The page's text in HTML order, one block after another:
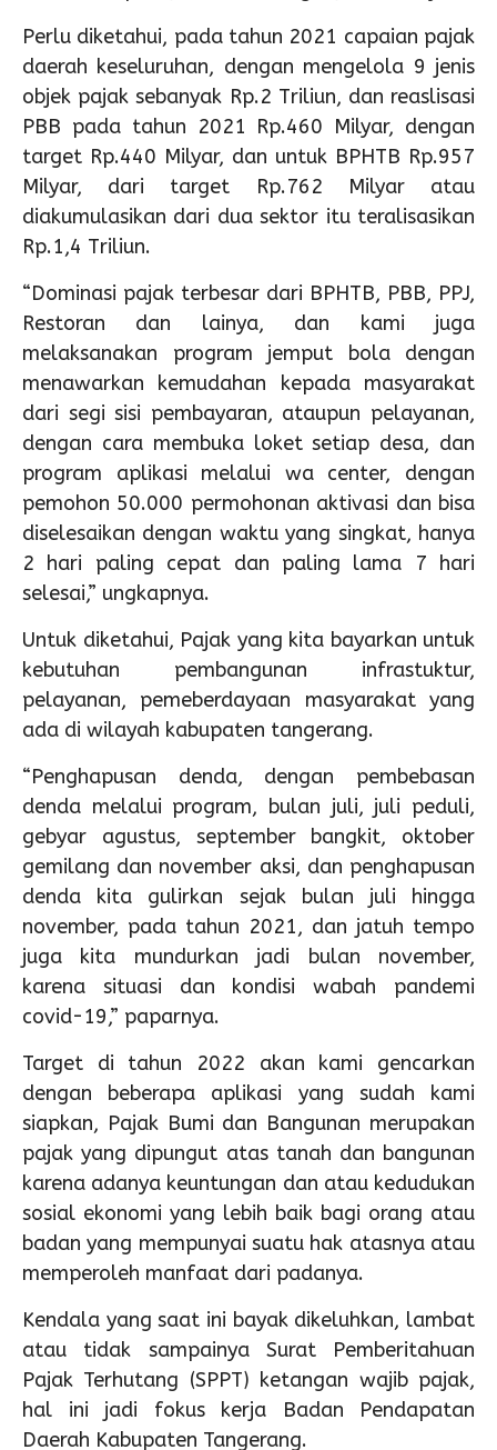
Perlu diketahui, pada tahun 2021 capaian pajak
daerah keseluruhan, dengan mengelola 9 jenis
objek pajak sebanyak Rp.2 Triliun, dan reaslisasi
PBB pada tahun 2021 Rp.460 Milyar, dengan
target Rp.440 Milyar, dan untuk BPHTB Rp.957
Milyar, dari target Rp.762 Milyar atau
diakumulasikan dari dua sektor itu teralisasikan
Rp.1,4 Triliun.
“Dominasi pajak terbesar dari BPHTB, PBB, PPJ,
Restoran dan lainya, dan kami juga
melaksanakan program jemput bola dengan
menawarkan kemudahan kepada masyarakat
dari segi sisi pembayaran, ataupun pelayanan,
dengan cara membuka loket setiap desa, dan
program aplikasi melalui wa center, dengan
pemohon 50.000 permohonan aktivasi dan bisa
diselesaikan dengan waktu yang singkat, hanya
2 hari paling cepat dan paling lama 7 hari
selesai,” ungkapnya.
Untuk diketahui, Pajak yang kita bayarkan untuk
kebutuhan pembangunan infrastuktur,
pelayanan, pemeberdayaan masyarakat yang
ada di wilayah kabupaten tangerang.
“Penghapusan denda, dengan pembebasan
denda melalui program, bulan juli, juli peduli,
gebyar agustus, september bangkit, oktober
gemilang dan november aksi, dan penghapusan
denda kita gulirkan sejak bulan juli hingga
november, pada tahun 2021, dan jatuh tempo
juga kita mundurkan jadi bulan november,
karena situasi dan kondisi wabah pandemi
covid-19,” paparnya.
Target di tahun 2022 akan kami gencarkan
dengan beberapa aplikasi yang sudah kami
siapkan, Pajak Bumi dan Bangunan merupakan
pajak yang dipungut atas tanah dan bangunan
karena adanya keuntungan dan atau kedudukan
sosial ekonomi yang lebih baik bagi orang atau
badan yang mempunyai suatu hak atasnya atau
memperoleh manfaat dari padanya.
Kendala yang saat ini bayak dikeluhkan, lambat
atau tidak sampainya Surat Pemberitahuan
Pajak Terhutang (SPPT) ketangan wajib pajak,
hal ini jadi fokus kerja Badan Pendapatan
Daerah Kabupaten Tangerang.